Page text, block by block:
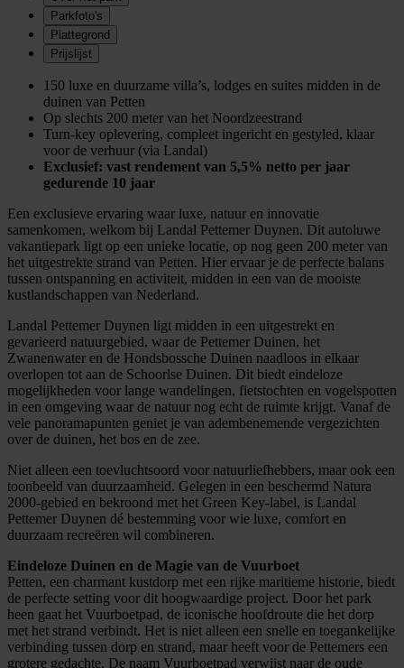
Parkfoto's
Plattegrond
Prijslijst
150 luxe en duurzame villa’s, lodges en suites midden in de
duinen van Petten
Op slechts 200 meter van het Noordzeestrand
Turn-key oplevering, compleet ingericht en gestyled, klaar
voor de verhuur (via Landal)
Exclusief: vast rendement van 5,5% netto per jaar
gedurende 10 jaar
Een exclusieve ervaring waar luxe, natuur en innovatie
samenkomen, welkom bij Landal Pettemer Duynen. Dit autoluwe
vakantiepark ligt op een unieke locatie, op nog geen 200 meter van
het uitgestrekte strand van Petten. Hier ervaar je de perfecte balans
tussen ontspanning en activiteit, midden in een van de mooiste
kustlandschappen van Nederland.
Landal Pettemer Duynen ligt midden in een uitgestrekt en
gevarieerd natuurgebied, waar de Pettemer Duinen, het
Zwanenwater en de Hondsbossche Duinen naadloos in elkaar
overlopen tot aan de Schoorlse Duinen. Dit biedt eindeloze
mogelijkheden voor lange wandelingen, fietstochten en vogelspotten
in een omgeving waar de natuur nog echt de ruimte krijgt. Vanaf de
vele panoramapunten geniet je van adembenemende vergezichten
over de duinen, het bos en de zee.
Niet alleen een toevluchtsoord voor natuurliefhebbers, maar ook een
toonbeeld van duurzaamheid. Gelegen in een beschermd Natura
2000-gebied en bekroond met het Green Key-label, is Landal
Pettemer Duynen dé bestemming voor wie luxe, comfort en
duurzaam recreëren wil combineren.
Eindeloze Duinen en de Magie van de Vuurboet
Petten, een charmant kustdorp met een rijke maritieme historie, biedt
de perfecte setting voor dit hoogwaardige project. Door het park
heen gaat het Vuurboetpad, de iconische hoofdroute die het dorp
met het strand verbindt. Het is niet alleen een snelle en toegankelijke
verbinding tussen dorp en strand, maar heeft voor de Pettemers een
grotere gedachte. De naam Vuurboetpad verwijst naar de oude